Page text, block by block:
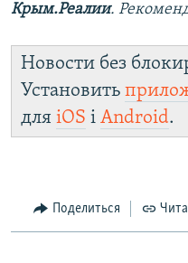
Крым.Реалии.
Новости без
Установить
для iOS і Android.
Поделиться